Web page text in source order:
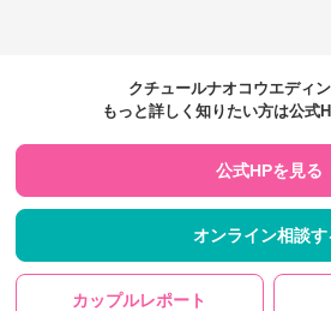
クチュールナオコウエディ
もっと詳しく知りたい方は公式
公式HPを見る
オンライン相談す
カップルレポート